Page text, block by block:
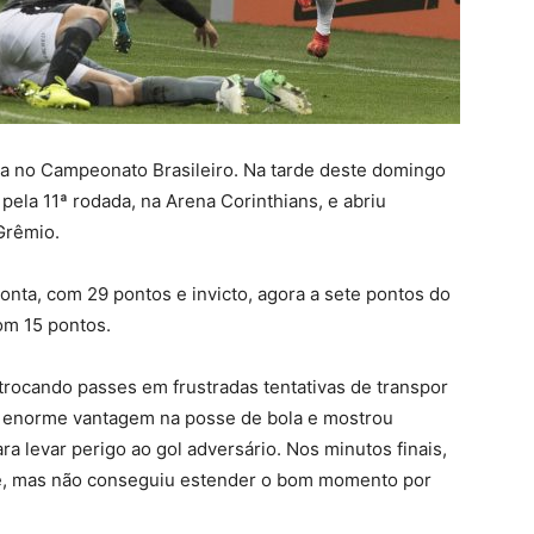
no Campeonato Brasileiro. Na tarde deste domingo
11ª rodada, na Arena Corinthians, e abriu
com 29 pontos e invicto, agora a sete pontos do
15 pontos.
passes em frustradas tentativas de transpor
vantagem na posse de bola e mostrou
levar perigo ao gol adversário. Nos minutos finais,
mas não conseguiu estender o bom momento por